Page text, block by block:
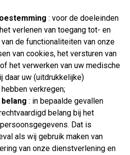
: voor de doeleinden
verlenen van toegang tot- en
de functionaliteiten van onze
van cookies, het versturen van
het verwerken van uw medische
daar uw (uitdrukkelijke)
verkregen;
: in bepaalde gevallen
belang bij het
Dat is
als wij gebruik maken van
van onze dienstverlening en